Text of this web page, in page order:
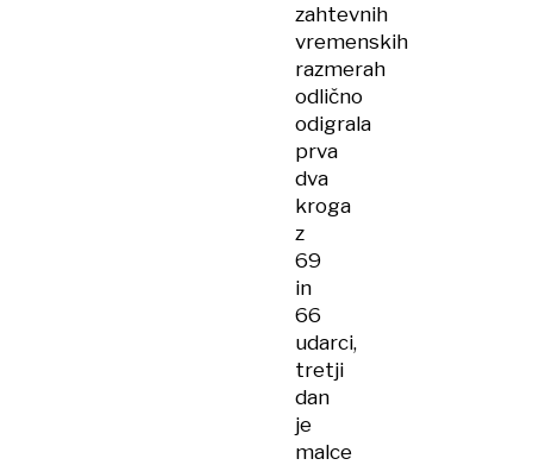
zahtevnih
vremenskih
razmerah
odlično
odigrala
prva
dva
kroga
z
69
in
66
udarci,
tretji
dan
je
malce